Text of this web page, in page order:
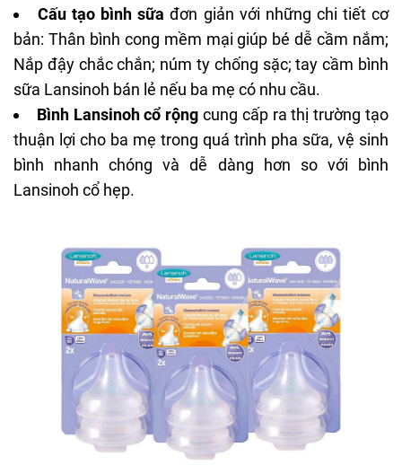
Cấu tạo bình sữađơn giản với những chi tiết cơ
bản: Thân bình cong mềm mại giúp bé dễ cầm nắm;
Nắp đậy chắc chắn; núm ty chống sặc; tay cầm bình
sữa Lansinoh bán lẻ nếu ba mẹ có nhu cầu.
Bình Lansinoh cổ rộng cung cấp ra thị trường tạo
thuận lợi cho ba mẹ trong quá trình pha sữa, vệ sinh
bình nhanh chóng và dễ dàng hơn so với bình
Lansinoh cổ hẹp.